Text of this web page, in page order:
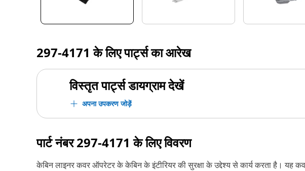
297-4171 के लिए पार्ट्स का आरेख
विस्तृत पार्ट्स डायग्राम देखें
अपना उपकरण जोड़ें
पार्ट नंबर297-4171 के लिए विवरण
केबिन लाइनर कवर ऑपरेटर के केबिन के इंटीरियर की सुरक्षा के उद्देश्य से कार्य करता है। यह